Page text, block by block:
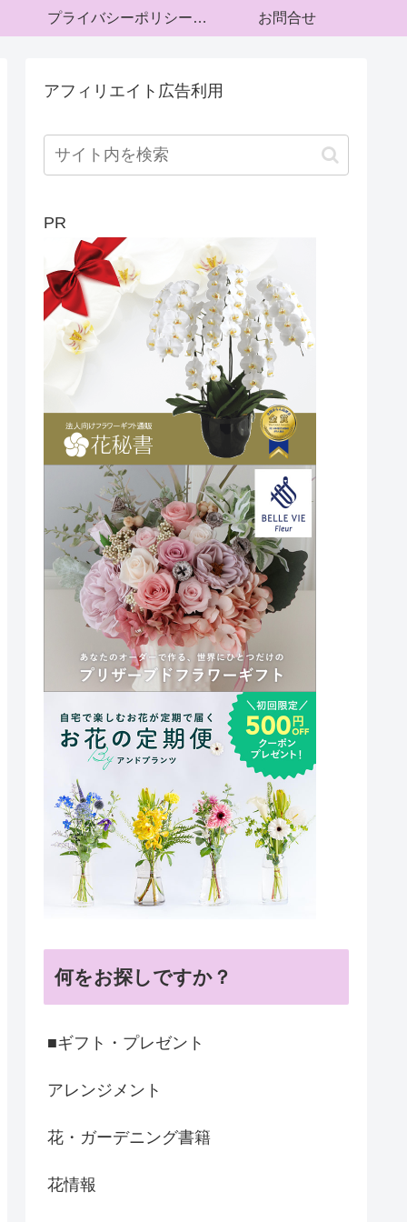
プライバシーポリシー・運営者情報 お問合せ
アフィリエイト広告利用
PR
何をお探しですか？
■ギフト・プレゼント
アレンジメント
花・ガーデニング書籍
花情報